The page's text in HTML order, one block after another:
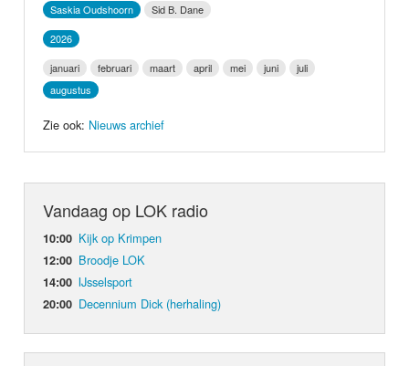
Webcam
Info
Saskia Oudshoorn
Sid B. Dane
2026
januari
februari maart april mei juni
juli
augustus
Zie ook: Nieuws archief
Vandaag op LOK radio
10:00 Kijk op Krimpen
12:00 Broodje LOK
14:00 IJsselsport
20:00 Decennium Dick (herhaling)